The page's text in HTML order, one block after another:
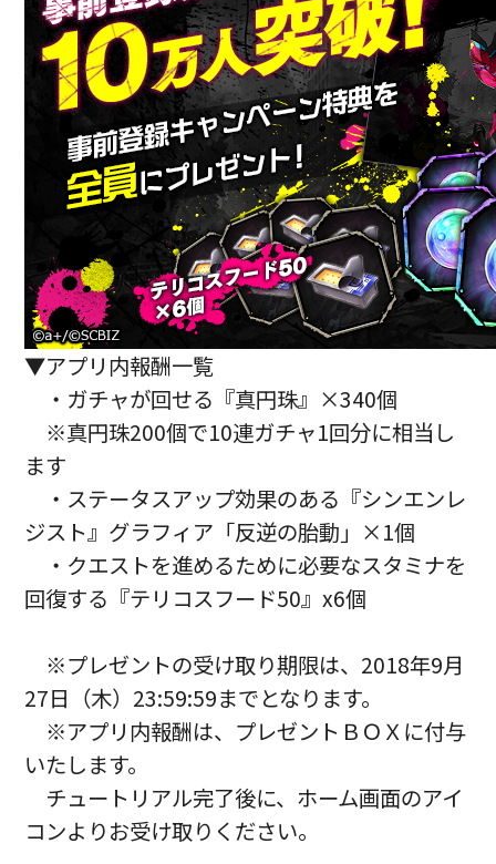
▼アプリ内報酬一覧
・ガチャが回せる『真円珠』×340個
※真円珠200個で10連ガチャ1回分に相当し
ます
・ステータスアップ効果のある『シンエンレ
ジスト』グラフィア「反逆の胎動」×1個
・クエストを進めるために必要なスタミナを
回復する『テリコスフード50』x6個
※プレゼントの受け取り期限は、2018年9月
27日（木）23:59:59までとなります。
※アプリ内報酬は、プレゼントＢＯＸに付与
いたします。
チュートリアル完了後に、ホーム画面のアイ
コンよりお受け取りください。